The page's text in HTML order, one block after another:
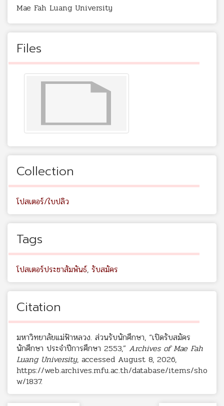
Mae Fah Luang University
Files
Collection
โปสเตอร์/ใบปลิว
Tags
โปสเตอร์ประชาสัมพันธ์, รับสมัคร
Citation
มหาวิทยาลัยแม่ฟ้าหลวง. ส่วนรับนักศึกษา, “เปิดรับสมัคร
นักศึกษา ประจำปีการศึกษา 2553,” Archives of Mae Fah
Luang University, accessed August 8, 2026,
https://web.archives.mfu.ac.th/database/items/sho
w/1837.